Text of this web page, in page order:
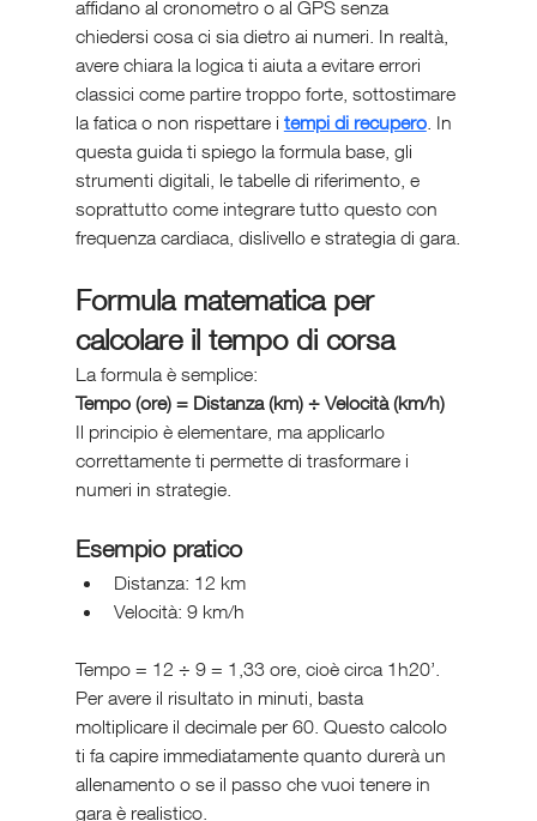
affidano al cronometro o al GPS senza
chiedersi cosa ci sia dietro ai numeri. In realtà,
avere chiara la logica ti aiuta a evitare errori
classici come partire troppo forte, sottostimare
la fatica o non rispettare i tempi di recupero. In
questa guida ti spiego la formula base, gli
strumenti digitali, le tabelle di riferimento, e
soprattutto come integrare tutto questo con
frequenza cardiaca, dislivello e strategia di gara.
Formula matematica per
calcolare il tempo di corsa
La formula è semplice:
Tempo (ore) = Distanza (km) ÷ Velocità (km/h)
Il principio è elementare, ma applicarlo
correttamente ti permette di trasformare i
numeri in strategie.
Esempio pratico
Distanza: 12 km
Velocità: 9 km/h
Tempo = 12 ÷ 9 = 1,33 ore, cioè circa 1h20’.
Per avere il risultato in minuti, basta
moltiplicare il decimale per 60. Questo calcolo
ti fa capire immediatamente quanto durerà un
allenamento o se il passo che vuoi tenere in
gara è realistico.